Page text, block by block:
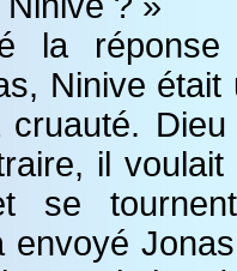
la
Ninive
cruauté.
il
se
envoyé